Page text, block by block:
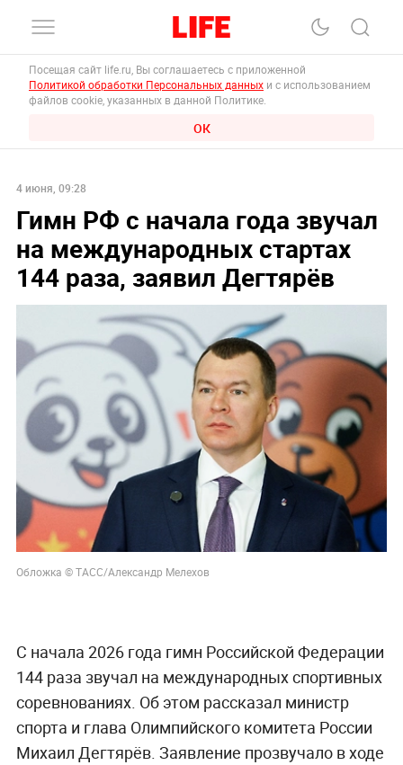
Посещая сайт life.ru, Вы соглашаетесь с приложенной
Политикой обработки Персональных данных и с использованием
файлов cookie, указанных в данной Политике.
ОК
4 июня, 09:28
Гимн РФ с начала года звучал
на международных стартах
144 раза, заявил Дегтярёв
Обложка © ТАСС/Александр Мелехов
С начала 2026 года гимн Российской Федерации
144 раза звучал на международных спортивных
соревнованиях. Об этом рассказал министр
спорта и глава Олимпийского комитета России
Михаил Дегтярёв. Заявление прозвучало в ходе